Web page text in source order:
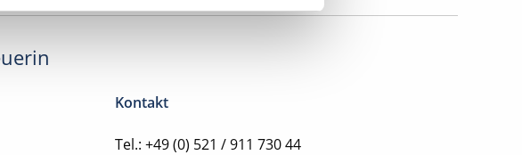
Kontakt
Tel.: +49 (0) 521 / 911 730 44